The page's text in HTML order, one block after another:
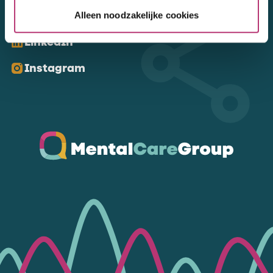
Alleen noodzakelijke cookies
Kom ons volgen
LinkedIn
Instagram